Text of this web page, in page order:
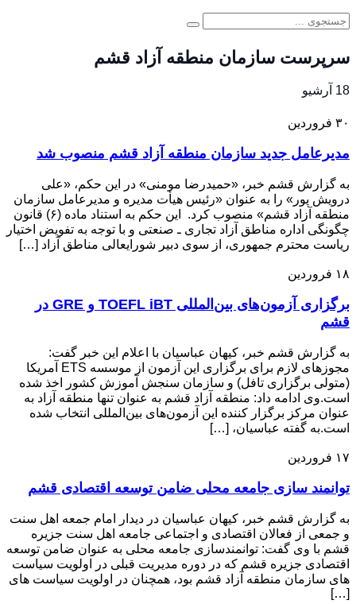
سرپرست سازمان منطقه آزاد قشم
18 آرشیو
۳۰ فروردین
مدیرعامل جدید سازمان منطقه آزاد قشم منصوب شد
به گزارش قشم خبر، «حمیدرضا مومنی» در این حکم، «علی
درویش پور» را به عنوان «رئیس هیأت مدیره و مدیرعامل سازمان
منطقه آزاد قشم» منصوب کرد. این حکم به استناد ماده (۶) قانون
چگونگی اداره مناطق آزاد تجاری ـ صنعتی و با توجه به تفویض اختیار
ریاست محترم جمهوری، از سوی دبیر شورایعالی مناطق آزاد […]
۱۸ فروردین
برگزاری آزمون‌های بین‌المللی TOEFL iBT و GRE در
قشم
به گزارش قشم خبر، کیهان عباسیان با اعلام این خبر گفت:
مجوزهای لازم برای برگزاری این آزمون از موسسه ETS آمریکا
(متولی برگزاری تافل) و سازمان سنجش آموزش کشور اخذ شده
است.وی ادامه داد: منطقه آزاد قشم به عنوان تنها منطقه آزاد به
عنوان مرکز برگزار کننده این آزمون‌های بین‌المللی انتخاب شده
است.به گفته عباسیان، […]
۱۷ فروردین
توانمند سازی جامعه محلی ضامن توسعه اقتصادی قشم
به گزارش قشم خبر، کیهان عباسیان در دیدار امام جمعه اهل سنت
و جمعی از فعالان اقتصادی و اجتماعی جامعه اهل سنت جزیره
قشم با وی گفت: توانمندسازی جامعه محلی به عنوان ضامن توسعه
اقتصادی جزیره قشم که در دوره مدیریت قبلی در اولویت سیاست
های سازمان منطقه آزاد قشم بود، همچنان در اولویت سیاست های
[…]